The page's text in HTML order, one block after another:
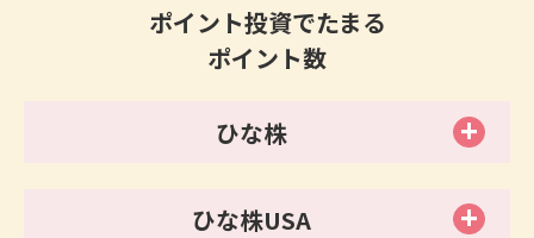
ポイント投資でたまる
ポイント数
ひな株
ひな株USA